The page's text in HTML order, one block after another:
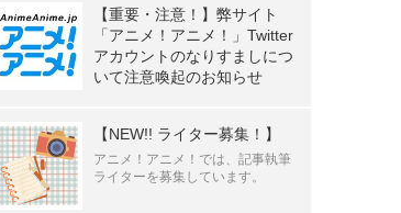
【重要・注意！】弊サイト
「アニメ！アニメ！」Twitter
アカウントのなりすましにつ
いて注意喚起のお知らせ
【NEW!! ライター募集！】
アニメ！アニメ！では、記事執筆
ライターを募集しています。